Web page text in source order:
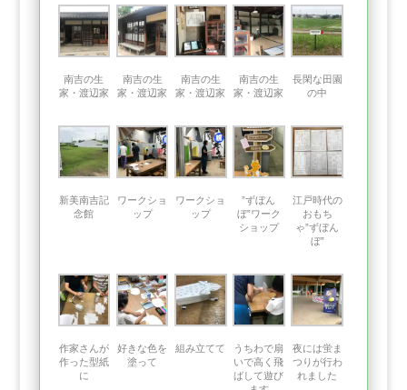
南吉の生
家・渡辺家
南吉の生
家・渡辺家
南吉の生
家・渡辺家
南吉の生
家・渡辺家
長閑な田園
の中
新美南吉記
念館
ワークショ
ップ
ワークショ
ップ
”ずぼん
ぼ”ワーク
ショップ
江戸時代の
おもち
ゃ”ずぼん
ぼ”
作家さんが
作った型紙
に
好きな色を
塗って
組み立てて
うちわで扇
いで高く飛
ばして遊び
夜には蛍ま
つりが行わ
れました